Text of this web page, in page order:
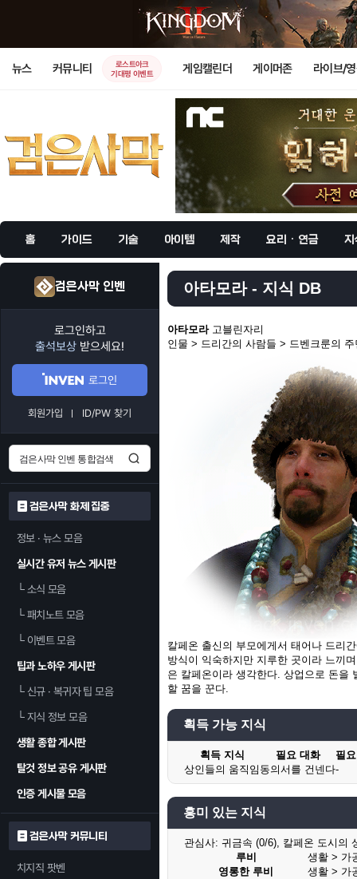
뉴스 커뮤니티
로스트아크
기대평 이벤트
게임캘린더 게이머존 라이브/
홈 가이드 기술 아이템 제작 요리 · 연금 지
검은사막 인벤
로그인하고
출석보상 받으세요!
로그인
회원가입 ID/PW 찾기
검은사막 화제 집중
정보 · 뉴스 모음
실시간 유저 뉴스 게시판
└소식 모음
└패치노트 모음
└이벤트 모음
팁과 노하우 게시판
└신규 · 복귀자 팁 모음
└지식 정보 모음
생활 종합 게시판
탈것 정보 공유 게시판
인증 게시물 모음
검은사막 커뮤니티
치지직 팟벤
아타모라 - 지식 DB
아타모라 고블린자리
인물 > 드리간의 사람들 > 드벤크룬의 주
칼페온 출신의 부모에게서 태어나 드리
방식이 익숙하지만 지루한 곳이라 느끼
은 칼페온이라 생각한다. 상업으로 돈을
할 꿈을 꾼다.
획득 가능 지식
획득 지식 필요 대화
필
상인들의 움직임 동의서를 건넨다-
흥미 있는 지식
관심사: 귀금속 (0/6), 칼페온 도시의
루비
생활 > 가
영롱한 루비
생활 > 가